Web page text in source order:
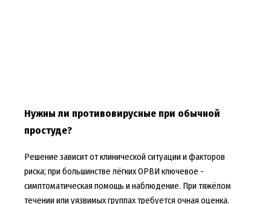
Нужны ли противовирусные при обычной
простуде?
Решение зависит от клинической ситуации и факторов
риска; при большинстве лёгких ОРВИ ключевое -
симптоматическая помощь и наблюдение. При тяжёлом
течении или уязвимых группах требуется очная оценка.